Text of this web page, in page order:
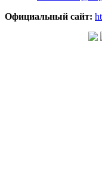
Официальный сайт: